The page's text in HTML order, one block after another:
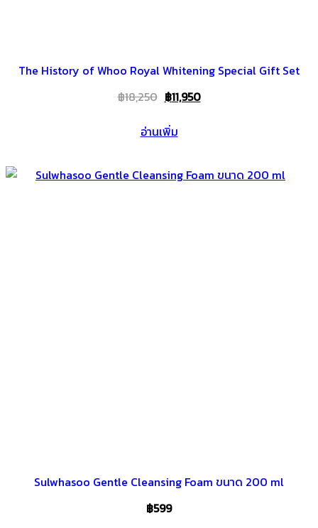
The History of Whoo Royal Whitening Special Gift Set
฿18,250 Original
was:
฿11,950Current
อ่านเพิ่ม
Sulwhasoo Gentle Cleansing Foam ขนาด 200 ml
฿599